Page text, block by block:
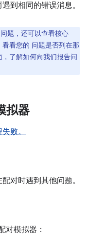
到相同的错误消息。
题，还可以查看核心
看看您的 问题是否列在那
，了解如何向我们报告问
拟器
败。
对时遇到其他问题。
对模拟器：